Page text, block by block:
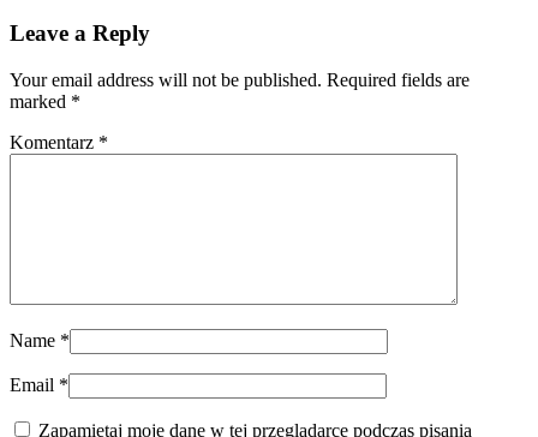
Leave a Reply
Your email address will not be published. Required fields are
marked *
Komentarz *
Name *
Email *
Zapamiętaj moje dane w tej przeglądarce podczas pisania